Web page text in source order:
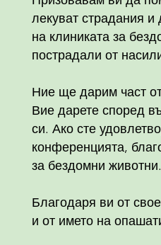
лекуват страдания
на клиниката за
пострадали от
Ние ще дарим част
Вие дарете според
си. Ако сте
конференцията,
за бездомни животни.
Благодаря ви от
и от името на